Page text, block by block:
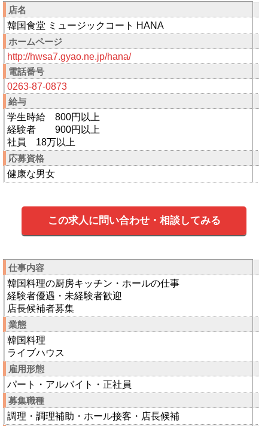
店名
韓国食堂 ミュージックコート HANA
ホームページ
http://hwsa7.gyao.ne.jp/hana/
電話番号
0263-87-0873
給与
学生時給 800円以上
経験者 900円以上
社員 18万以上
応募資格
健康な男女
この求人に問い合わせ・相談してみる
仕事内容
韓国料理の厨房キッチン・ホールの仕事
経験者優遇・未経験者歓迎
店長候補者募集
業態
韓国料理
ライブハウス
雇用形態
パート・アルバイト・正社員
募集職種
調理・調理補助・ホール接客・店長候補